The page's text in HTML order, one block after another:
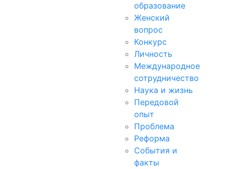
образование
Женский
вопрос
Конкурс
Личность
Международное
сотрудничество
Наука и жизнь
Передовой
опыт
Проблема
Реформа
События и
факты